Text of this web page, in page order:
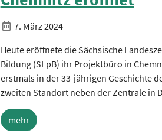
7. März 2024
Heute eröffnete die Sächsische
Bildung (SLpB) ihr Projektbüro in
erstmals in der 33-jährigen Geschichte
zweiten Standort neben der Zentrale in
mehr